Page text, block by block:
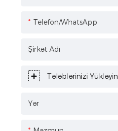
Telefon/WhatsApp
Şirkət Adı
Tələblərinizi Yükləyin
Yər